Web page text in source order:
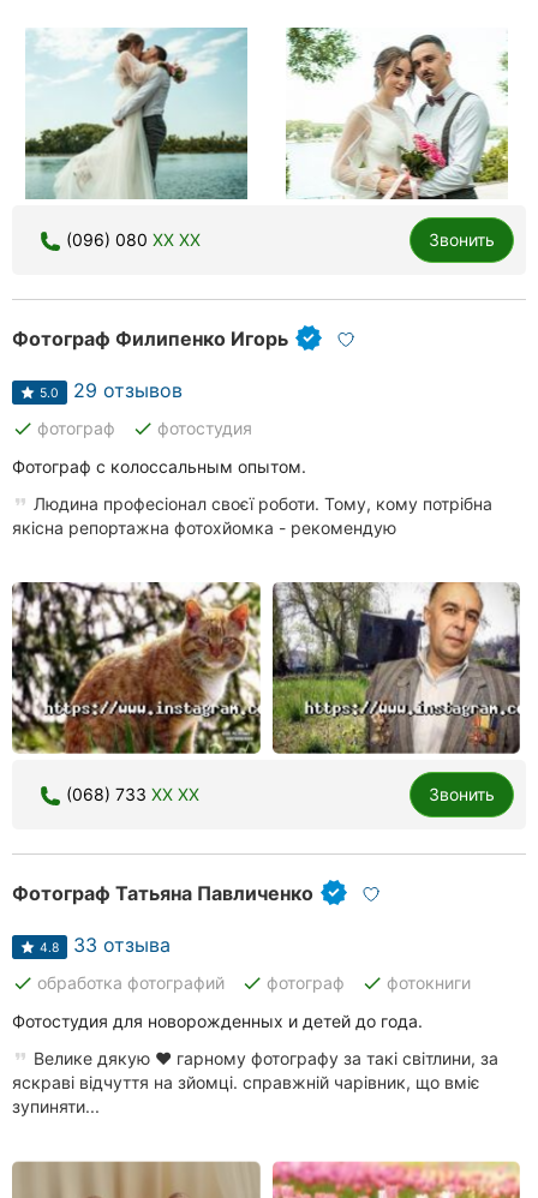
Днепр
Кривой
Рог
Николаев
Полтава
Чернигов
Черновцы
Ивано-
Франковск
Луцк
Ужгород
(096) 080 XX XX Звонить
Фотограф Филипенко Игорь
5.0 29 отзывов
done фотограф done фотостудия
Фотограф с колоссальным опытом.
Людина професіонал своєї роботи. Тому, кому потрібна
якісна репортажна фотохйомка - рекомендую
(068) 733 XX XX Звонить
Фотограф Татьяна Павличенко
4.8 33 отзыва
done обработка фотографий done фотограф done фотокниги
Фотостудия для новорожденных и детей до года.
Велике дякую ❤️ гарному фотографу за такі світлини, за
яскраві відчуття на зйомці. справжній чарівник, що вміє
зупиняти...